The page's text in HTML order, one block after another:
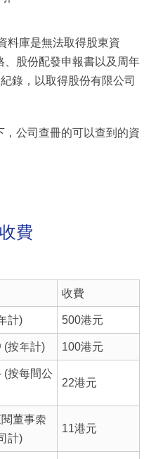
料庫是無法取得股東資
股份配發申報書以及周年
錄，以取得股份有限公司
公司查冊的可以查到的資
費
收費
計) 500港元
(按年計) 100港元
(按每間公
22港元
董事索
計)
11港元